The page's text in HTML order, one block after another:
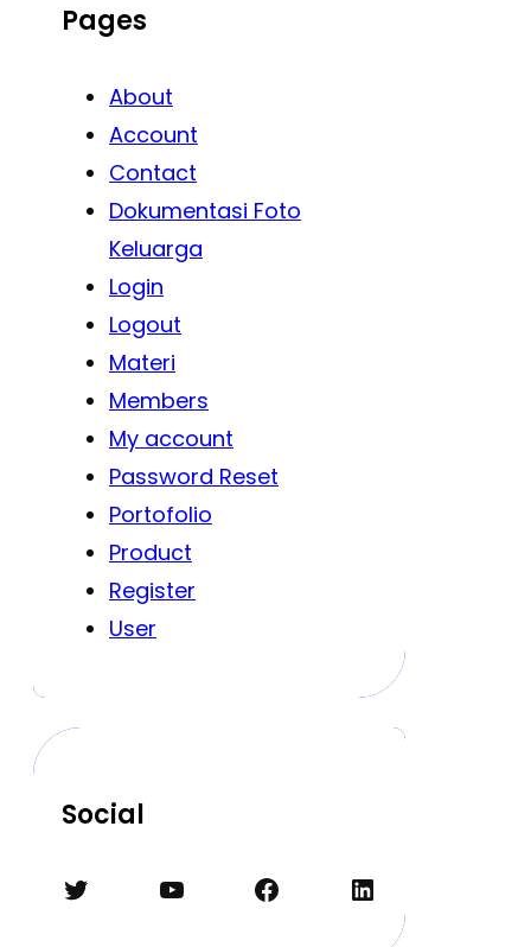
Pages
About
Account
Contact
Dokumentasi Foto
Keluarga
Login
Logout
Materi
Members
My account
Password Reset
Portofolio
Product
Register
User
Social
Twitter YouTube Facebook LinkedIn